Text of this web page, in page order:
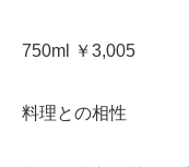
750ml ￥3,005
料理との相性